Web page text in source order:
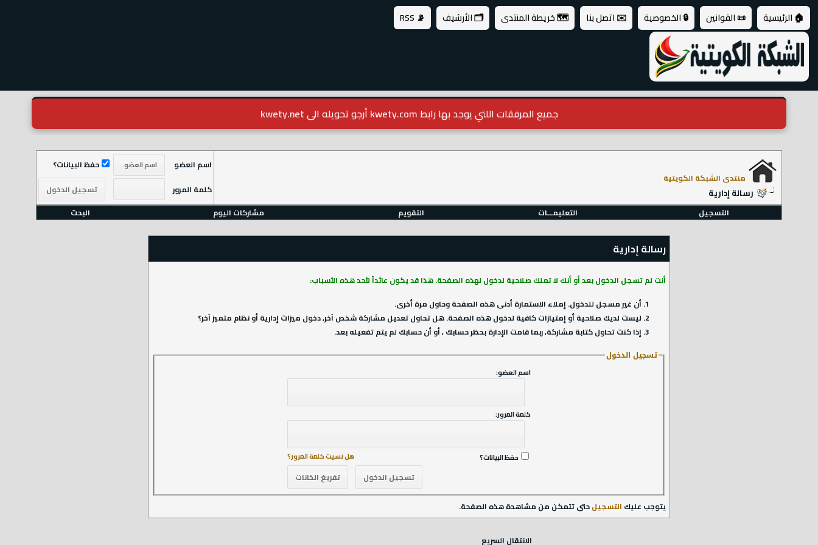
🏠 الرئيسية 📜 القوانين 🔒 الخصوصية ✉️ اتصل بنا 🗺️ خريطة المنتدى 🗂️ الأرشيف 📡 RSS
جميع المرفقات اللتي يوجد بها رابط kwety.com أرجو تحويله الى kwety.net
منتدى الشبكة الكويتية
رسالة إدارية
اسم العضو
حفظ البيانات؟
كلمة المرور
التسجيل
التعليمـــات التقويم مشاركات اليوم البحث
رسالة إدارية
أنت لم تسجل الدخول بعد أو أنك لا تملك صلاحية لدخول لهذه الصفحة. هذا قد يكون عائداً لأحد هذه الأسباب:
أن غير مسجل للدخول. إملاء الاستمارة أدنى هذه الصفحة وحاول مرة أخرى.
ليست لديك صلاحية أو إمتيازات كافية لدخول هذه الصفحة. هل تحاول تعديل مشاركة شخص آخر, دخول ميزات إدارية أو نظام متميز آخر؟
إذا كنت تحاول كتابة مشاركة, ربما قامت الإدارة بحظر حسابك , أو أن حسابك لم يتم تفعيله بعد.
تسجيل الدخول
اسم العضو:
كلمة المرور:
هل نسيت كلمة المرور؟ حفظ البيانات؟
يتوجب عليك التسجيلحتى تتمكن من مشاهدة هذه الصفحة.
الانتقال السريع